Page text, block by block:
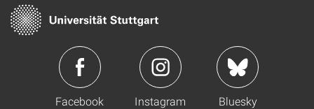
Facebook Instagram Bluesky